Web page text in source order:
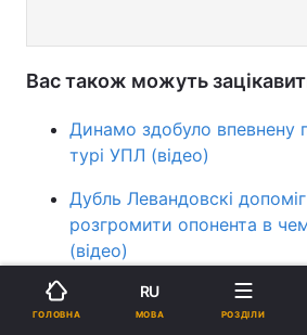
Вас також можуть
Динамо здобуло впевнену
турі УПЛ (відео)
Дубль Левандовскі
розгромити опонента в
(відео)
Тренер Челсі знайшов
черговій поразці Мудрика
ГОЛОВНА
RU
МОВА РОЗДІЛИ